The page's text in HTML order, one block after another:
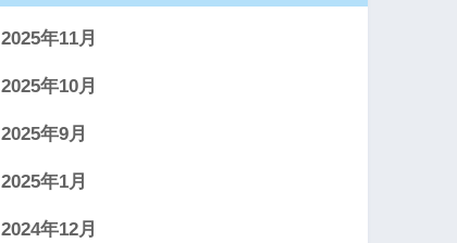
2025年11月
2025年10月
2025年9月
2025年1月
2024年12月